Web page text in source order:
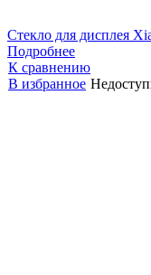
Стекло для дисплея
Подробнее
К сравнению
В избранное